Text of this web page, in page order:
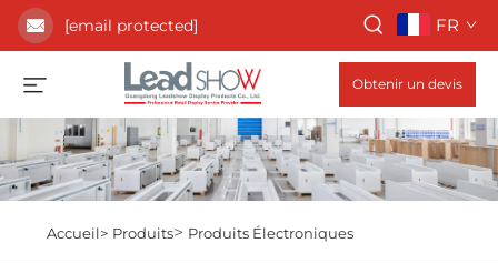
[email protected] FR
Obtenir un devis
Accueil> Produits> Produits Électroniques